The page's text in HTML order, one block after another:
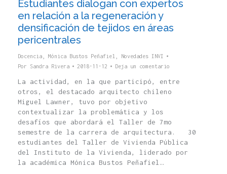
Estudiantes dialogan con expertos
en relación a la regeneración y
densificación de tejidos en áreas
pericentrales
Docencia Mónica Bustos Peñafiel
Novedades INVI
Por Sandra Rivera 2018-11-12 Deja un comentario
La actividad, en la que participó, entre
otros, el destacado arquitecto chileno
Miguel Lawner, tuvo por objetivo
contextualizar la problemática y los
desafíos que abordará el Taller de 7mo
semestre de la carrera de arquitectura. 30
estudiantes del Taller de Vivienda Pública
del Instituto de la Vivienda, liderado por
la académica Mónica Bustos Peñafiel…